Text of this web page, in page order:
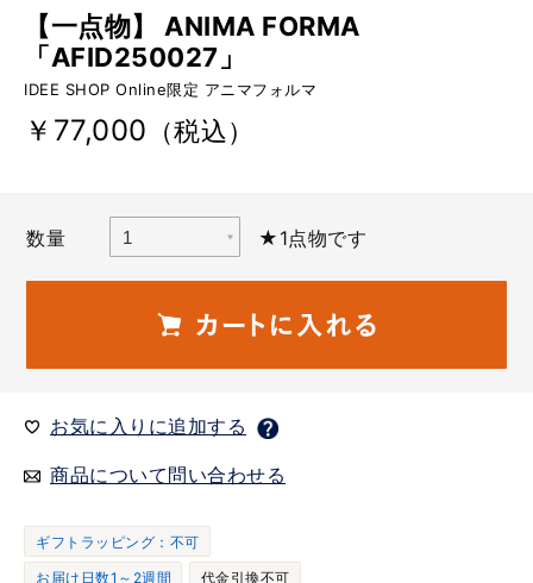
【一点物】 ANIMA FORMA
「AFID250027」
IDEE SHOP Online限定 アニマフォルマ
￥77,000 （税込）
数量 ★1点物です
お気に入りに追加する
商品について問い合わせる
ギフトラッピング：不可
お届け日数1～2週間
代金引換不可